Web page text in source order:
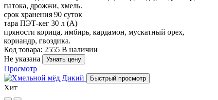
патока, дрожжи, хмель.
срок хранения 90 суток
тара ПЭТ-кег 30 л (А)
пряности корица, имбирь, кардамон, мускатный орех,
кориандр, гвоздика.
Код товара: 2555 В наличии
Не указана
Узнать цену
Просмотр
Быстрый просмотр
Хит